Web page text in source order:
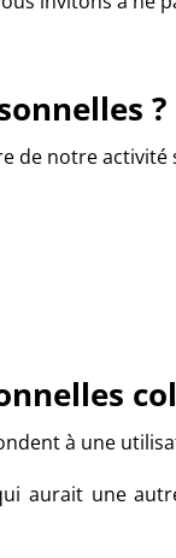
?
de notre
à une
aurait une